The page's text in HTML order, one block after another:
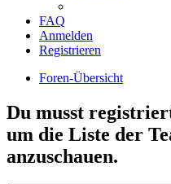
FAQ
Anmelden
Registrieren
Foren-Übersicht
Du musst
um die Liste der
anzuschauen.